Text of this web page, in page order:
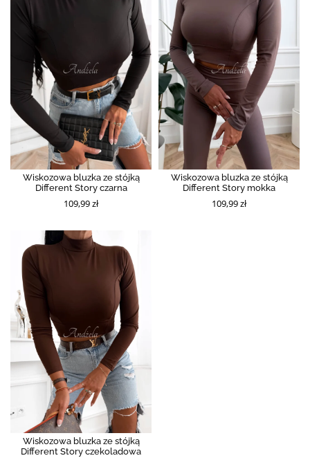
Wiskozowa bluzka ze stójką
Different Story czarna
109,99 zł
Wiskozowa bluzka ze stójką
Different Story mokka
109,99 zł
Wiskozowa bluzka ze stójką
Different Story czekoladowa